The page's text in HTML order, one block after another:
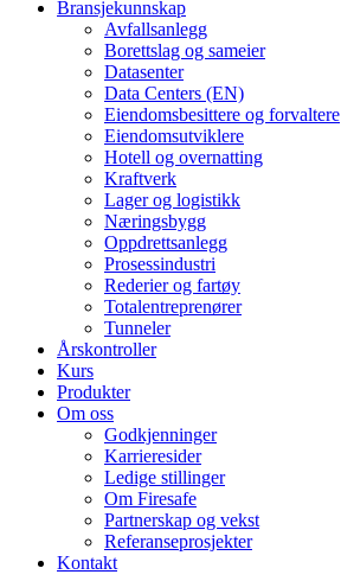
Bransjekunnskap
Avfallsanlegg
Borettslag og sameier
Datasenter
Data Centers (EN)
Eiendomsbesittere og forvaltere
Eiendomsutviklere
Hotell og overnatting
Kraftverk
Lager og logistikk
Næringsbygg
Oppdrettsanlegg
Prosessindustri
Rederier og fartøy
Totalentreprenører
Tunneler
Årskontroller
Kurs
Produkter
Om oss
Godkjenninger
Karrieresider
Ledige stillinger
Om Firesafe
Partnerskap og vekst
Referanseprosjekter
Kontakt